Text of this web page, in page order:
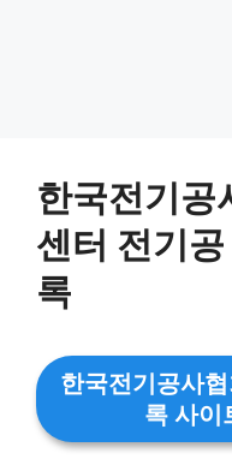
한국전기공
센터 전기
록
한국전기공사
록 사이